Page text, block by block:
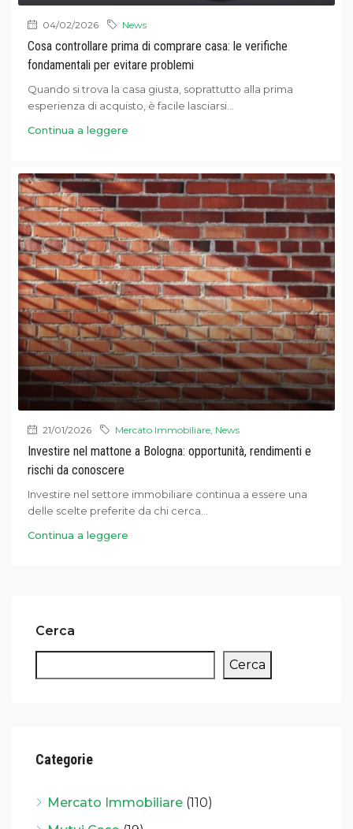
04/02/2026 News
Cosa controllare prima di comprare casa: le verifiche
fondamentali per evitare problemi
Quando si trova la casa giusta, soprattutto alla prima
esperienza di acquisto, è facile lasciarsi...
Continua a leggere
21/01/2026 Mercato Immobiliare, News
Investire nel mattone a Bologna: opportunità, rendimenti e
rischi da conoscere
Investire nel settore immobiliare continua a essere una
delle scelte preferite da chi cerca...
Continua a leggere
Cerca
Cerca
Categorie
Mercato Immobiliare (110)